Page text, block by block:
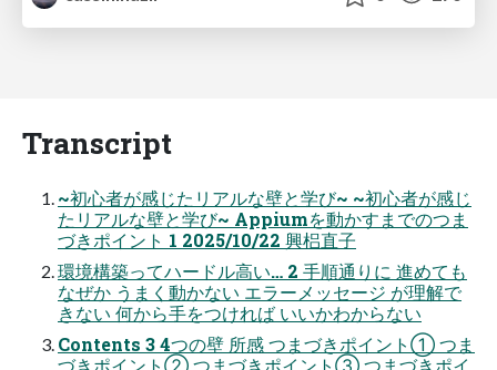
Transcript
~初心者が感じたリアルな壁と学び~ ~初心者が感じ
たリアルな壁と学び~ Appiumを動かすまでのつま
づきポイント 1 2025/10/22 興梠直子
環境構築ってハードル高い… 2 手順通りに 進めても
なぜか うまく動かない エラーメッセージ が理解で
きない 何から手をつければ いいかわからない
Contents 3 4つの壁 所感 つまづきポイント① つま
づきポイント② つまづきポイント③ つまづきポイ